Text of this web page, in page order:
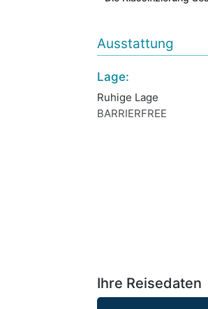
Ausstattung
Lage:
Ruhige Lage
BARRIERFREE
Ihre Reisedaten